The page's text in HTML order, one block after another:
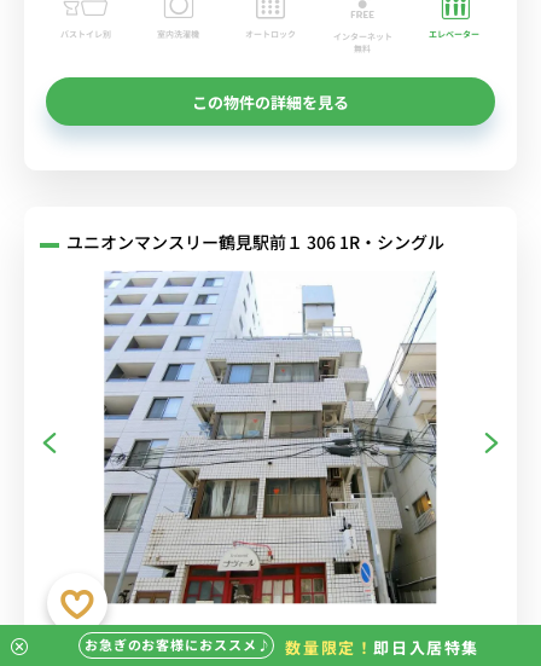
バストイレ別 室内洗濯機 オートロック
インターネット
無料
エレベーター
この物件の詳細を見る
ユニオンマンスリー鶴見駅前１ 306 1R・シングル
■人気の角部屋＆２面採光♪便利な浴室乾燥機付き♪デスク＆チェア
お急ぎのお客様におススメ♪ 数量限定！ 即日入居特集